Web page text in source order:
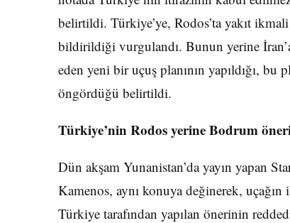
belirtildi. Türkiye’ye, Rodos’ta yakıt
bildirildiği vurgulandı. Bunun yerine
eden yeni bir uçuş planının yapıldığı, bu
öngördüğü belirtildi.
Türkiye’nin Rodos yerine Bodrum
Dün akşam Yunanistan’da yayın yapan
Kamenos, aynı konuya değinerek,
Türkiye tarafından yapılan önerinin